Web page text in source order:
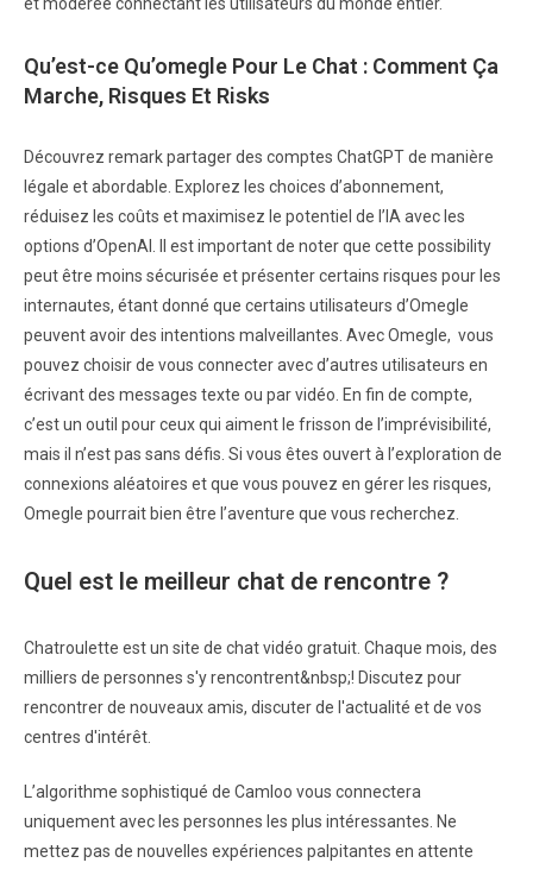
Qu’est-ce Qu’omegle Pour Le Chat : Comment Ça
Marche, Risques Et Risks
Découvrez remark partager des comptes ChatGPT de manière
légale et abordable. Explorez les choices d’abonnement,
réduisez les coûts et maximisez le potentiel de l’IA avec les
options d’OpenAI. Il est important de noter que cette possibility
peut être moins sécurisée et présenter certains risques pour les
internautes, étant donné que certains utilisateurs d’Omegle
peuvent avoir des intentions malveillantes. Avec Omegle, vous
pouvez choisir de vous connecter avec d’autres utilisateurs en
écrivant des messages texte ou par vidéo. En fin de compte,
c’est un outil pour ceux qui aiment le frisson de l’imprévisibilité,
mais il n’est pas sans défis. Si vous êtes ouvert à l’exploration de
connexions aléatoires et que vous pouvez en gérer les risques,
Omegle pourrait bien être l’aventure que vous recherchez.
Quel est le meilleur chat de rencontre ?
Chatroulette est un site de chat vidéo gratuit. Chaque mois, des
milliers de personnes s'y rencontrent&nbsp;! Discutez pour
rencontrer de nouveaux amis, discuter de l'actualité et de vos
centres d'intérêt.
L’algorithme sophistiqué de Camloo vous connectera
uniquement avec les personnes les plus intéressantes. Ne
mettez pas de nouvelles expériences palpitantes en attente